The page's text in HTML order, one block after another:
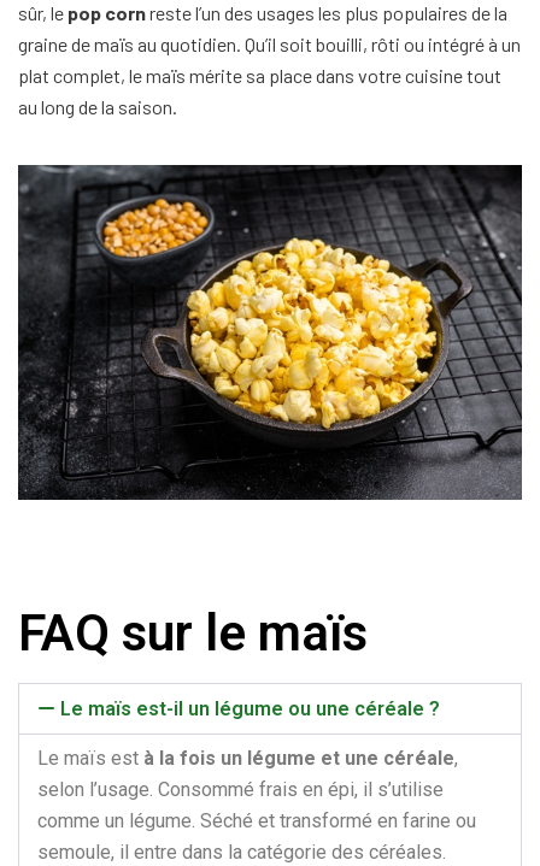
sûr, le pop cornreste l’un des usages les plus populaires de la
graine de maïs au quotidien. Qu’il soit bouilli, rôti ou intégré à un
plat complet, le maïs mérite sa place dans votre cuisine tout
au long de la saison.
FAQ sur le maïs
Le maïs est-il un légume ou une céréale ?
Le maïs est à la fois un légume et une céréale,
selon l’usage. Consommé frais en épi, il s’utilise
comme un légume. Séché et transformé en farine ou
semoule, il entre dans la catégorie des céréales.